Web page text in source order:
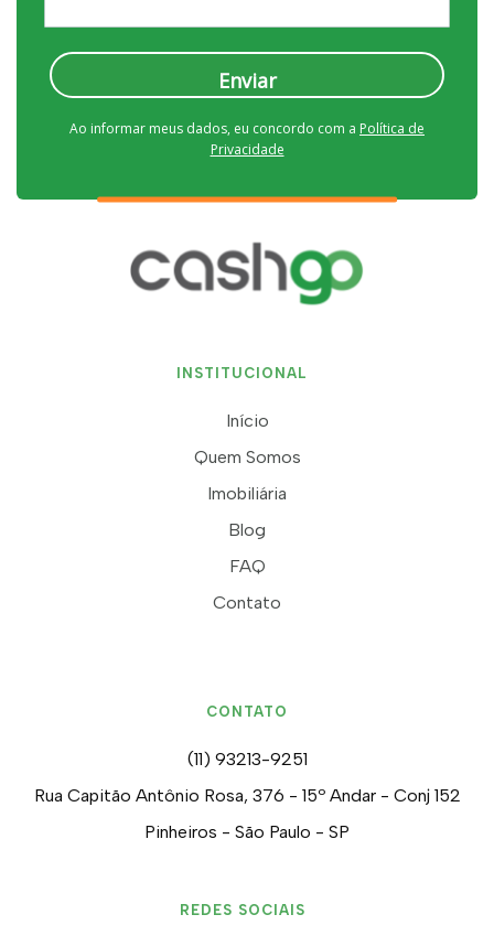
Enviar
Ao informar meus dados, eu concordo com a Política de
Privacidade
INSTITUCIONAL
Início
Quem Somos
Imobiliária
Blog
FAQ
Contato
REDES SOCIAIS
CONTATO
(11) 93213-9251
Rua Capitão Antônio Rosa, 376 - 15º Andar - Conj 152
Pinheiros - São Paulo - SP